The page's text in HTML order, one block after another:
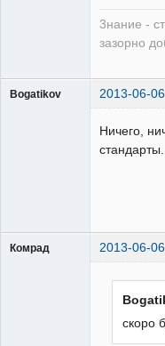
3нание -
зазорно
Bogatikov 2013-06-
Ничего,
стандарты...
Комрад 2013-06-
скоро